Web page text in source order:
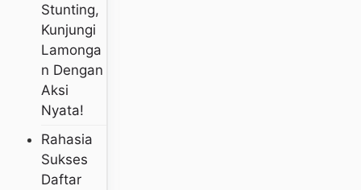
Stunting,
Kunjungi
Lamonga
N Dengan
Aksi
Nyata!
Rahasia
Sukses
Daftar